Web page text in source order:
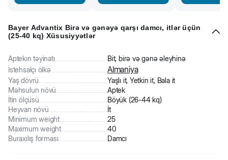
Bayer Advantix Birə və gənəyə qarşı damcı, itlər üçün
(25-40 kq) Xüsusiyyətlər
Aptekın təyinatı
Bit, birə və gənə əleyhinə
İstehsalçı ölkə
Almaniya
Yaş dövrü
Yaşlı it, Yetkin it, Bala it
Məhsulun növü
Aptek
İtin ölçüsü
Böyük (26-44 kq)
Heyvan növü
İt
Minimum weight
25
Maximum weight
40
Buraxılış forması
Damcı